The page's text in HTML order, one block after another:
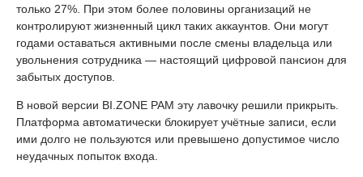
только 27%. При этом более половины организаций не
контролируют жизненный цикл таких аккаунтов. Они могут
годами оставаться активными после смены владельца или
увольнения сотрудника — настоящий цифровой пансион для
забытых доступов.
В новой версии BI.ZONE PAM эту лавочку решили прикрыть.
Платформа автоматически блокирует учётные записи, если
ими долго не пользуются или превышено допустимое число
неудачных попыток входа.